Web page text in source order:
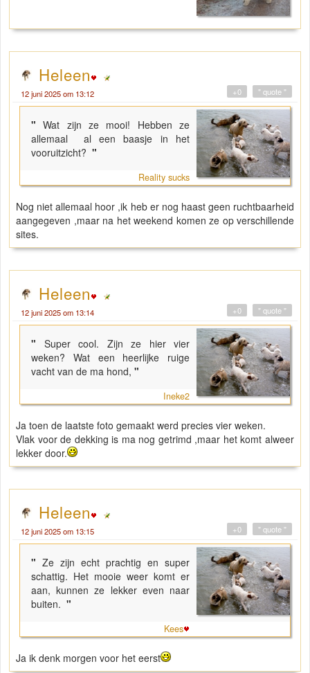
Heleen
12 juni 2025 om 13:12 " quote "
+0
"Wat zijn ze mooi! Hebben ze
allemaal al een baasje in het
vooruitzicht? "
Reality sucks
Nog niet allemaal hoor ,ik heb er nog haast geen ruchtbaarheid
aangegeven ,maar na het weekend komen ze op verschillende
sites.
Heleen
12 juni 2025 om 13:14 " quote "
+0
" Super cool. Zijn ze hier vier
weken? Wat een heerlijke ruige
vacht van de ma hond, "
Ineke2
Ja toen de laatste foto gemaakt werd precies vier weken.
Vlak voor de dekking is ma nog getrimd ,maar het komt alweer
lekker door.
Heleen
12 juni 2025 om 13:15 " quote "
+0
"Ze zijn echt prachtig en super
schattig. Het mooie weer komt er
aan, kunnen ze lekker even naar
buiten. "
Kees
Ja ik denk morgen voor het eerst